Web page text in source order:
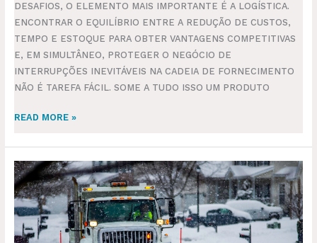
DESAFIOS, O ELEMENTO MAIS IMPORTANTE É A LOGÍSTICA.
ENCONTRAR O EQUILÍBRIO ENTRE A REDUÇÃO DE CUSTOS,
TEMPO E ESTOQUE PARA OBTER VANTAGENS COMPETITIVAS
E, EM SIMULTÂNEO, PROTEGER O NEGÓCIO DE
INTERRUPÇÕES INEVITÁVEIS NA CADEIA DE FORNECIMENTO
NÃO É TAREFA FÁCIL. SOME A TUDO ISSO UM PRODUTO
READ MORE »
TEMPESTADES
NOS
EUA:
COMO
O